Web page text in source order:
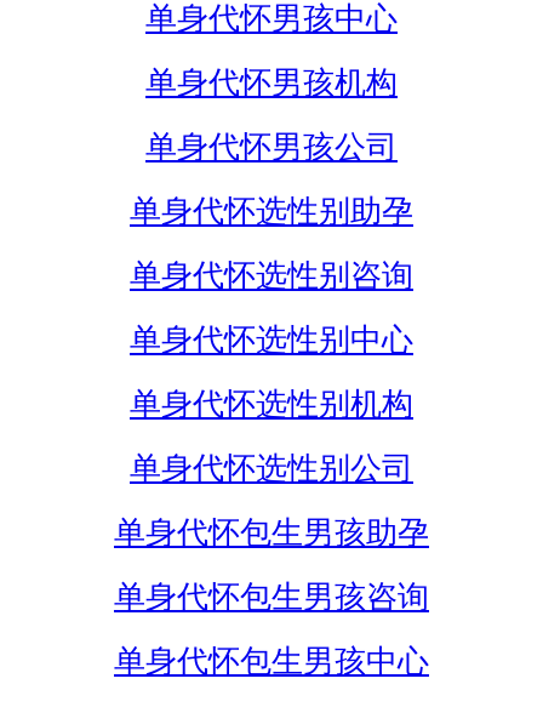
单身代怀男孩中心
单身代怀男孩机构
单身代怀男孩公司
单身代怀选性别助孕
单身代怀选性别咨询
单身代怀选性别中心
单身代怀选性别机构
单身代怀选性别公司
单身代怀包生男孩助孕
单身代怀包生男孩咨询
单身代怀包生男孩中心